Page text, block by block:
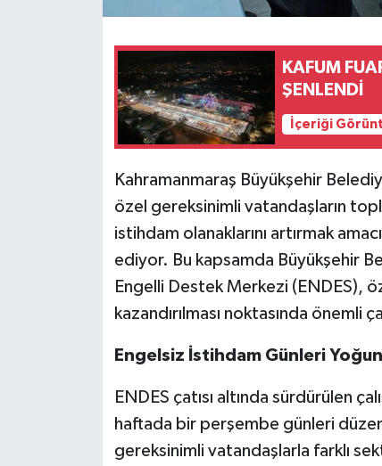
KAFUM
ŞENLENDİ
İçeriği
Kahramanmaraş Büyükşehir
özel gereksinimli vatandaşların
istihdam olanaklarını artırmak
ediyor. Bu kapsamda Büyükşehir
Engelli Destek Merkezi (ENDES),
kazandırılması noktasında önemli
Engelsiz İstihdam Günleri
ENDES çatısı altında sürdürülen
haftada bir perşembe günleri
gereksinimli vatandaşlarla farklı